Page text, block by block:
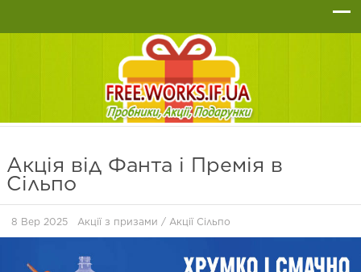
Акція від Фанта і Премія в
Сільпо
8 Вер 2025 Акції з призами / Акції Сільпо